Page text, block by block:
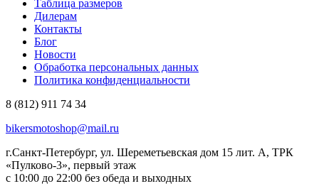
Таблица размеров
Дилерам
Контакты
Блог
Новости
Обработка персональных данных
Политика конфиденциальности
8 (812) 911 74 34
bikersmotoshop@mail.ru
г.Санкт-Петербург, ул. Шереметьевская дом 15 лит. А, ТРК
«Пулково-3», первый этаж
с 10:00 до 22:00 без обеда и выходных